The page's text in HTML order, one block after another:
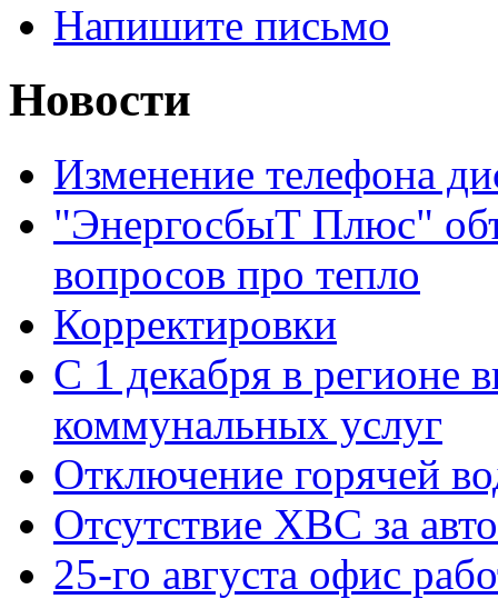
Напишите письмо
Новости
Изменение телефона
"ЭнергосбыТ Плюс"
вопросов про тепло
Корректировки
С 1 декабря в регионе
коммунальных услуг
Отключение горячей
Отсутствие ХВС за
25-го августа офис